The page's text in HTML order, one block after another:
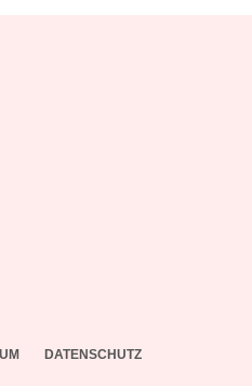
DATENSCHUTZ